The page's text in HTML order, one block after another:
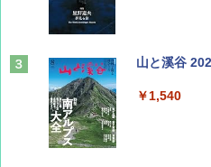
山と溪谷
￥1,540